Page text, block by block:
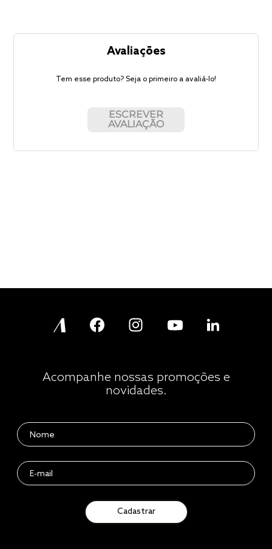
Avaliações
Tem esse produto? Seja o primeiro a avaliá-lo!
ESCREVER
AVALIAÇÃO
Acompanhe nossas promoções e
novidades.
Cadastrar